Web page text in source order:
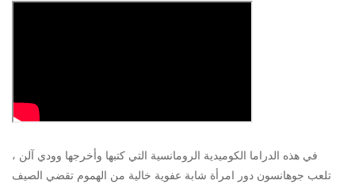
في هذه الدراما الكوميدية الرومانسية التي كتبها وأخرجها وودي آلن ،
تلعب جوهانسون دور امرأة شابة عفوية خالية من الهموم تقضي الصيف